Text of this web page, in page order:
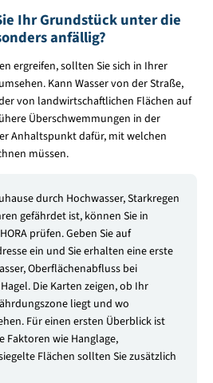
Ihr Grundstück unter die
anfällig?
ergreifen, sollten Sie sich in Ihrer
Kann Wasser von der Straße,
von landwirtschaftlichen Flächen auf
Überschwemmungen in der
Anhaltspunkt dafür, mit welchen
müssen.
durch Hochwasser, Starkregen
gefährdet ist, können Sie in
prüfen. Geben Sie auf
ein und Sie erhalten eine erste
Oberflächenabfluss bei
Die Karten zeigen, ob Ihr
liegt und wo
Für einen ersten Überblick ist
Faktoren wie Hanglage,
Flächen sollten Sie zusätzlich